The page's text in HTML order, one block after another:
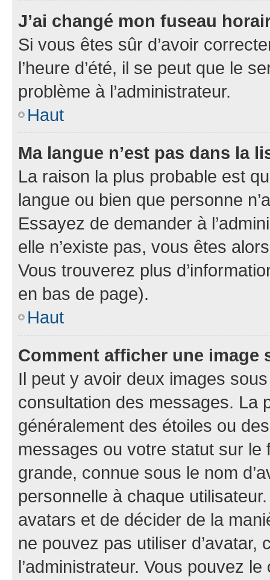
J’ai changé mon fuseau
Si vous êtes sûr d’avoir
l’heure d’été, il se peut que le
problème à l’administrateur.
Haut
Ma langue n’est pas dans la
La raison la plus probable est
langue ou bien que personne
Essayez de demander à
elle n’existe pas, vous êtes
Vous trouverez plus
en bas de page).
Haut
Comment afficher une image
Il peut y avoir deux images
consultation des messages. La
généralement des étoiles ou
messages ou votre statut sur
grande, connue sous le nom
personnelle à chaque utilisateur.
avatars et de décider de la
ne pouvez pas utiliser d’avatar,
l’administrateur. Vous pouvez